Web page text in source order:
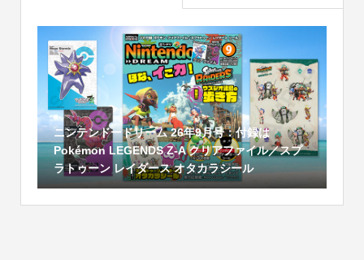
ニンテンドードリーム 26年9月号：付録は
Pokémon LEGENDS Z-A クリアファイル／スプ
ラトゥーン レイダース オタカラシール